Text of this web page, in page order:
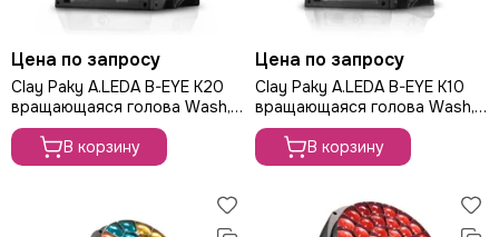
Цена по запросу
Clay Paky A.LEDA B-EYE K20
вращающаяся голова Wash,
555Вт
В корзину
Цена по запросу
Clay Paky A.LEDA B-EYE K10
вращающаяся голова Wash,
285Вт
В корзину